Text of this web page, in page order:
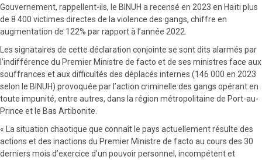
Gouvernement, rappellent-ils, le BINUH a recensé en 2023 en Haïti plus
de 8 400 victimes directes de la violence des gangs, chiffre en
augmentation de 122% par rapport à l’année 2022.
Les signataires de cette déclaration conjointe se sont dits alarmés par
l’indifférence du Premier Ministre de facto et de ses ministres face aux
souffrances et aux difficultés des déplacés internes (146 000 en 2023
selon le BINUH) provoquée par l’action criminelle des gangs opérant en
toute impunité, entre autres, dans la région métropolitaine de Port-au-
Prince et le Bas Artibonite.
« La situation chaotique que connaît le pays actuellement résulte des
actions et des inactions du Premier Ministre de facto au cours des 30
derniers mois d’exercice d’un pouvoir personnel, incompétent et